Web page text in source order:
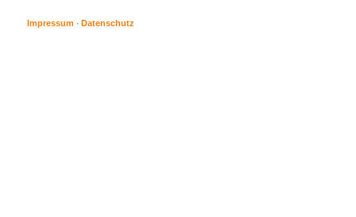
Impressum · Datenschutz